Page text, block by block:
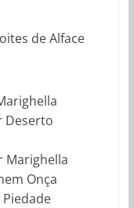
de Alface
Deserto
Marighella
Onça